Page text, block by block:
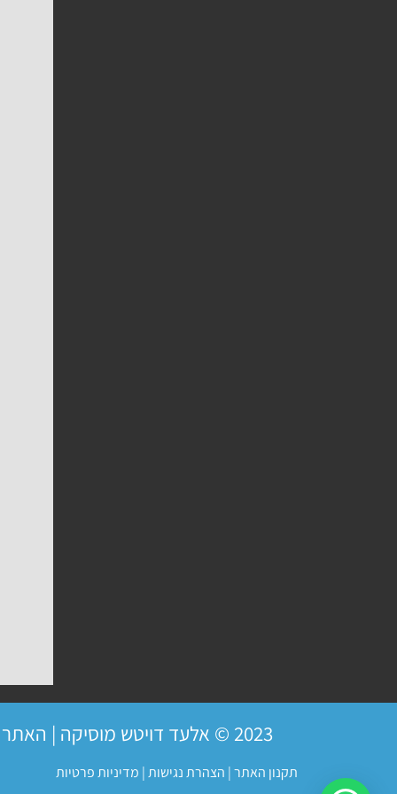
2023 © אלעד דויטש מוסיקה | האתר פועל ברשיון
תקנון האתר| הצהרת נגישות| מדיניות פרטיות